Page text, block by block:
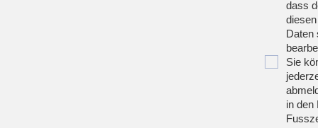
dass
Daten
Sie
in den